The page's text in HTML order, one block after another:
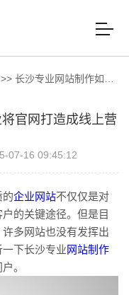
>> 长沙专业网站制作如何帮助企业将官网打造成线上营销门户
官网打造成线上营
07-16 09:45:12
企业网站不仅仅是对
的关键途径。但是目
多网站也没有发挥出
下长沙专业网站制作
。